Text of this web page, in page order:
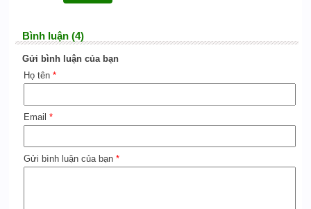
Bình luận (4)
Gửi bình luận của bạn
Họ tên *
Email *
Gửi bình luận của bạn *